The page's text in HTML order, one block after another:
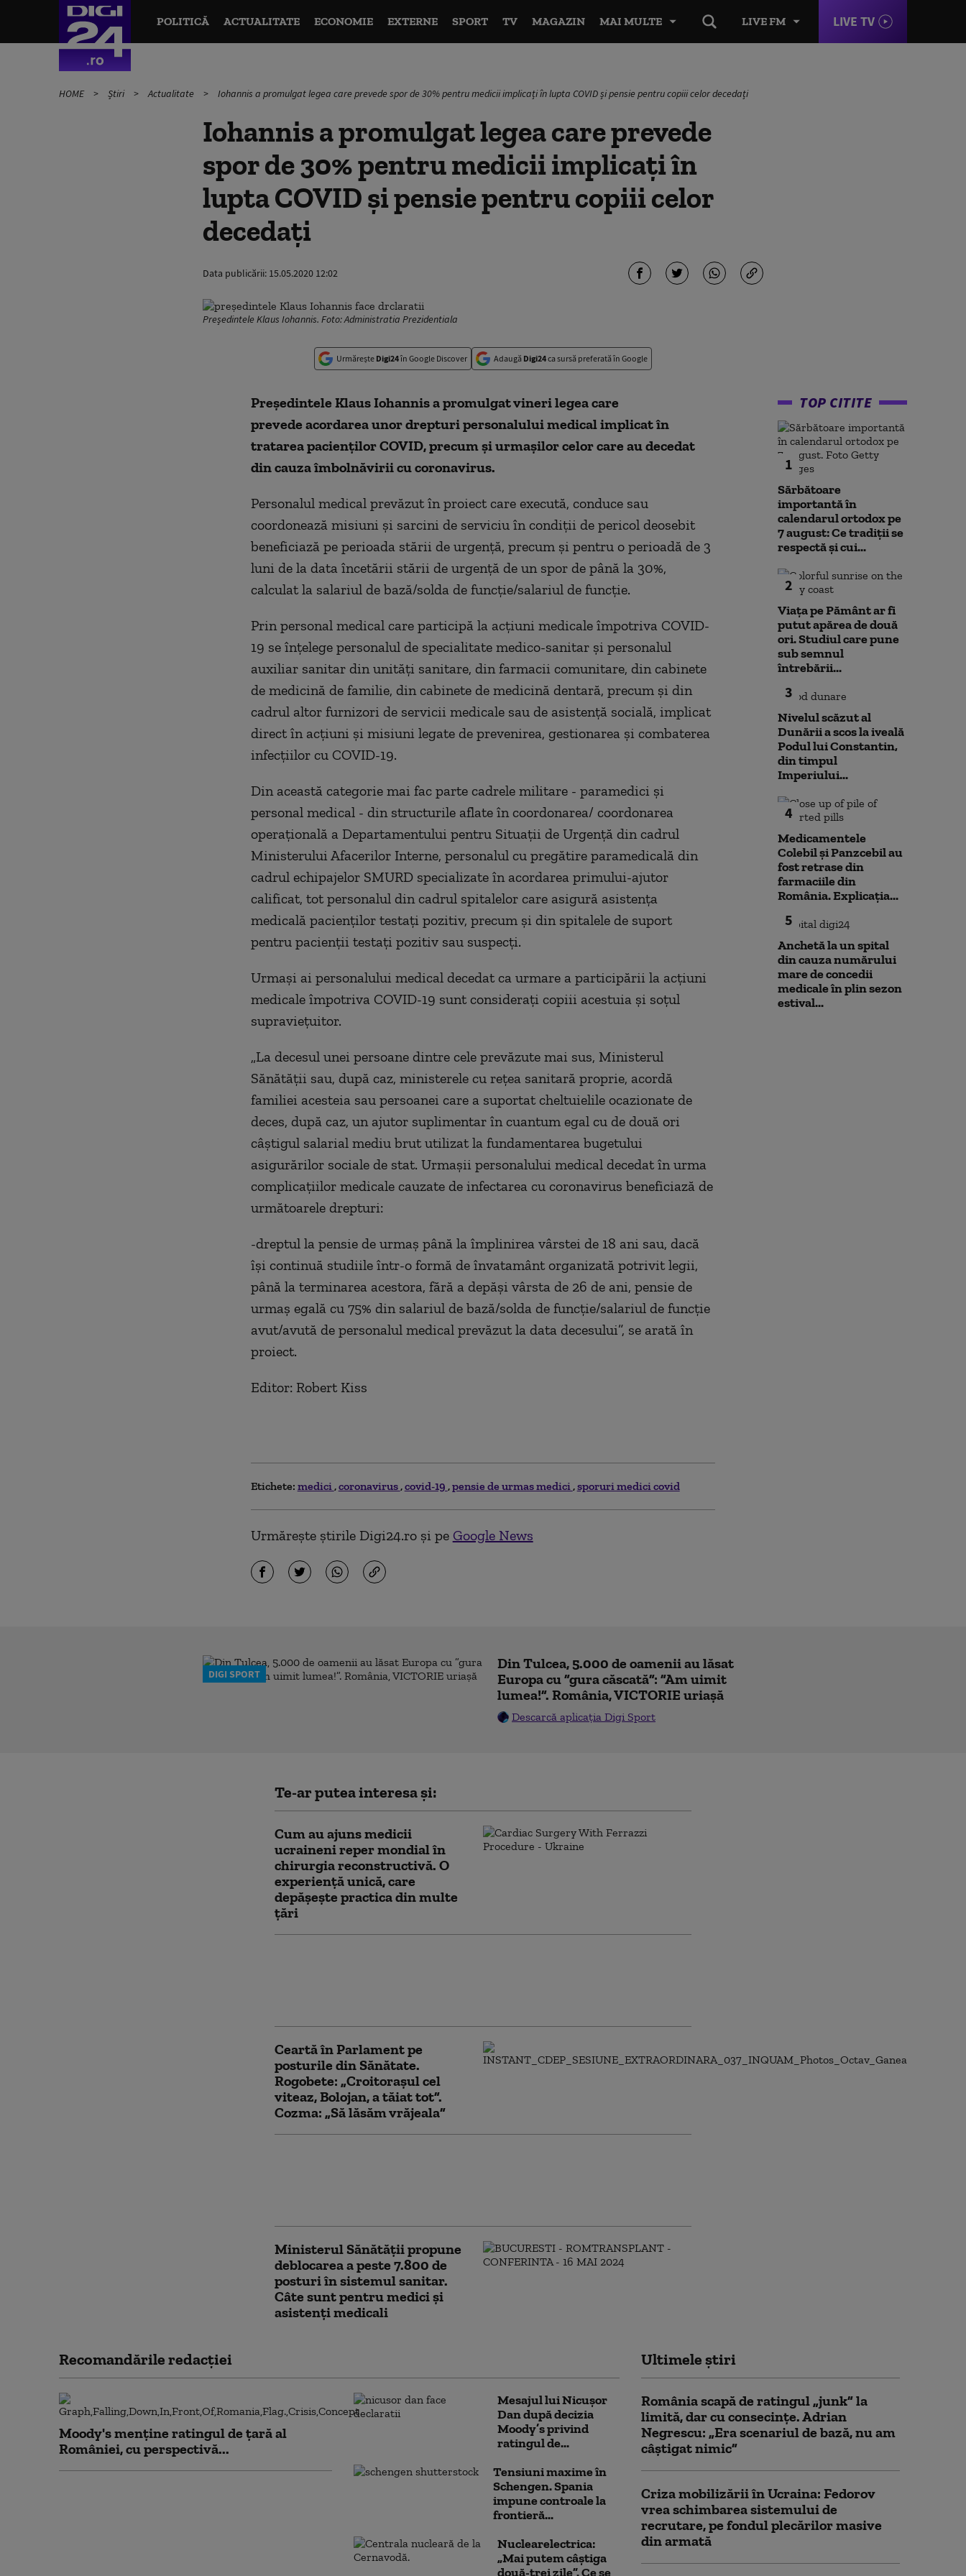
LIVE FM LIVE TV
POLITICĂ ACTUALITATE ECONOMIE EXTERNE SPORT TV MAGAZIN MAI MULTE
HOME Știri Actualitate Iohannis a promulgat legea care prevede spor de 30% pentru medicii implicați în lupta COVID și pensie pentru copiii celor decedați
Iohannis a promulgat legea care prevede
spor de 30% pentru medicii implicați în
lupta COVID și pensie pentru copiii celor
decedați
Data publicării: 15.05.2020 12:02
Președintele Klaus Iohannis. Foto: Administratia Prezidentiala
Urmărește Digi24în Google Discover Adaugă Digi24ca sursă preferată în Google
Președintele Klaus Iohannis a promulgat vineri legea care
prevede acordarea unor drepturi personalului medical implicat în
tratarea pacienților COVID, precum şi urmaşilor celor care au decedat
din cauza îmbolnăvirii cu coronavirus.
Personalul medical prevăzut în proiect care execută, conduce sau
coordonează misiuni şi sarcini de serviciu în condiţii de pericol deosebit
beneficiază pe perioada stării de urgenţă, precum şi pentru o perioadă de 3
luni de la data încetării stării de urgenţă de un spor de până la 30%,
calculat la salariul de bază/solda de funcţie/salariul de funcţie.
Prin personal medical care participă la acţiuni medicale împotriva COVID-
19 se înţelege personalul de specialitate medico-sanitar şi personalul
auxiliar sanitar din unităţi sanitare, din farmacii comunitare, din cabinete
de medicină de familie, din cabinete de medicină dentară, precum şi din
cadrul altor furnizori de servicii medicale sau de asistenţă socială, implicat
direct în acţiuni şi misiuni legate de prevenirea, gestionarea şi combaterea
infecţiilor cu COVID-19.
Din această categorie mai fac parte cadrele militare - paramedici şi
personal medical - din structurile aflate în coordonarea/ coordonarea
operaţională a Departamentului pentru Situaţii de Urgenţă din cadrul
Ministerului Afacerilor Interne, personalul cu pregătire paramedicală din
cadrul echipajelor SMURD specializate în acordarea primului-ajutor
calificat, tot personalul din cadrul spitalelor care asigură asistenţa
medicală pacienţilor testaţi pozitiv, precum şi din spitalele de suport
pentru pacienţii testaţi pozitiv sau suspecţi.
Urmaşi ai personalului medical decedat ca urmare a participării la acţiuni
medicale împotriva COVID-19 sunt consideraţi copiii acestuia şi soţul
supravieţuitor.
„La decesul unei persoane dintre cele prevăzute mai sus, Ministerul
Sănătăţii sau, după caz, ministerele cu reţea sanitară proprie, acordă
familiei acesteia sau persoanei care a suportat cheltuielile ocazionate de
deces, după caz, un ajutor suplimentar în cuantum egal cu de două ori
câştigul salarial mediu brut utilizat la fundamentarea bugetului
asigurărilor sociale de stat. Urmaşii personalului medical decedat în urma
complicaţiilor medicale cauzate de infectarea cu coronavirus beneficiază de
următoarele drepturi:
-dreptul la pensie de urmaş până la împlinirea vârstei de 18 ani sau, dacă
îşi continuă studiile într-o formă de învatamânt organizată potrivit legii,
până la terminarea acestora, fără a depăşi vârsta de 26 de ani, pensie de
urmaş egală cu 75% din salariul de bază/solda de funcţie/salariul de funcţie
avut/avută de personalul medical prevăzut la data decesului”, se arată în
proiect.
Editor: Robert Kiss
Etichete: medici coronavirus covid-19 pensie de urmas medici sporuri medici covid
Urmărește știrile Digi24.ro și pe Google News
TOP CITITE
1
Sărbătoare
importantă în
calendarul ortodox pe
7 august: Ce tradiții se
respectă și cui...
2
Viața pe Pământ ar fi
putut apărea de două
ori. Studiul care pune
sub semnul
întrebării...
3
Nivelul scăzut al
Dunării a scos la iveală
Podul lui Constantin,
din timpul
Imperiului...
4
Medicamentele
Colebil și Panzcebil au
fost retrase din
farmaciile din
România. Explicația...
5
Anchetă la un spital
din cauza numărului
mare de concedii
medicale în plin sezon
estival...
DIGI SPORT
Din Tulcea, 5.000 de oamenii au lăsat
Europa cu ”gura căscată”: ”Am uimit
lumea!”. România, VICTORIE uriașă
Descarcă aplicația Digi Sport
Te-ar putea interesa și:
Cum au ajuns medicii
ucraineni reper mondial în
chirurgia reconstructivă. O
experiență unică, care
depășește practica din multe
țări
Ceartă în Parlament pe
posturile din Sănătate.
Rogobete: „Croitorașul cel
viteaz, Bolojan, a tăiat tot”.
Cozma: „Să lăsăm vrăjeala”
Ministerul Sănătății propune
deblocarea a peste 7.800 de
posturi în sistemul sanitar.
Câte sunt pentru medici și
asistenți medicali
Recomandările redacţiei
Moody's menține ratingul de țară al
României, cu perspectivă...
Mesajul lui Nicușor
Dan după decizia
Moody’s privind
ratingul de...
Tensiuni maxime în
Schengen. Spania
impune controale la
frontieră...
Nuclearelectrica:
„Mai putem câștiga
două-trei zile”. Ce se
Ultimele știri
România scapă de ratingul „junk” la
limită, dar cu consecinţe. Adrian
Negrescu: „Era scenariul de bază, nu am
câștigat nimic”
Criza mobilizării în Ucraina: Fedorov
vrea schimbarea sistemului de
recrutare, pe fondul plecărilor masive
din armată